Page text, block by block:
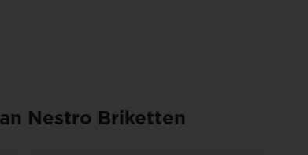
Nestro Briketten